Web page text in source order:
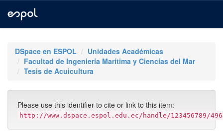
navigationDSpace en ESPOL
Unidades Académicas
Facultad de Ingeniería Marítima y Ciencias del Mar
Tesis de Acuicultura
Please use this identifier to cite or link to this item:
http://www.dspace.espol.edu.ec/handle/123456789/